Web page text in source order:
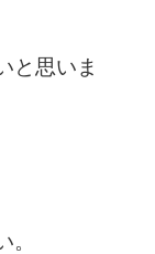
と思いま